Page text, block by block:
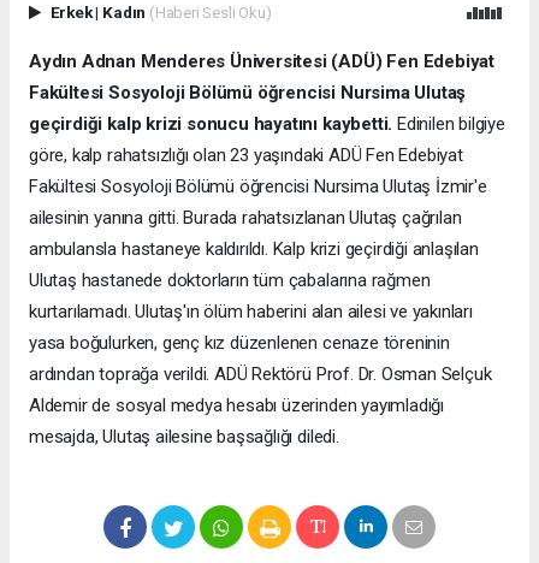
Erkek| Kadın (Haberi Sesli Oku)
Aydın Adnan Menderes Üniversitesi (ADÜ) Fen Edebiyat
Fakültesi Sosyoloji Bölümü öğrencisi Nursima Ulutaş
geçirdiği kalp krizi sonucu hayatını kaybetti. Edinilen bilgiye
göre, kalp rahatsızlığı olan 23 yaşındaki ADÜ Fen Edebiyat
Fakültesi Sosyoloji Bölümü öğrencisi Nursima Ulutaş İzmir'e
ailesinin yanına gitti. Burada rahatsızlanan Ulutaş çağrılan
ambulansla hastaneye kaldırıldı. Kalp krizi geçirdiği anlaşılan
Ulutaş hastanede doktorların tüm çabalarına rağmen
kurtarılamadı. Ulutaş'ın ölüm haberini alan ailesi ve yakınları
yasa boğulurken, genç kız düzenlenen cenaze töreninin
ardından toprağa verildi. ADÜ Rektörü Prof. Dr. Osman Selçuk
Aldemir de sosyal medya hesabı üzerinden yayımladığı
mesajda, Ulutaş ailesine başsağlığı diledi.